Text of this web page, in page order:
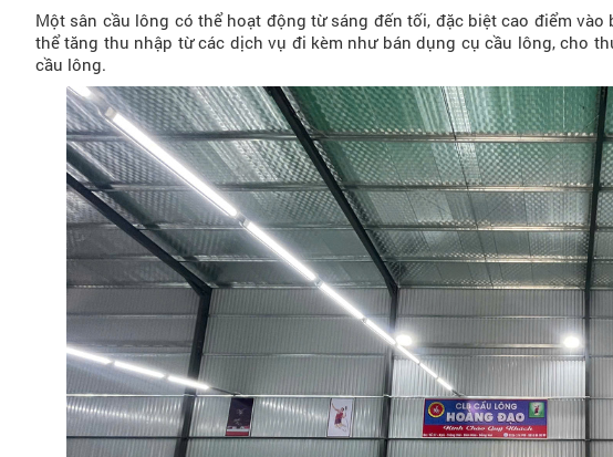
Một sân cầu lông có thể hoạt động từ sáng đến tối, đặc biệt cao điểm
thể tăng thu nhập từ các dịch vụ đi kèm như bán dụng cụ cầu lông, cho
cầu lông.